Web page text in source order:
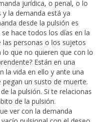
jurídica, o penal, o lo
la demanda está ya
desde la pulsión es
hace todos los días en la
personas o los sujetos
que no quieren que con lo
Están en una
la vida en ello y ante una
un susto de muerte.
la pulsión. Si te relacionas
de la pulsión.
ver con la demanda